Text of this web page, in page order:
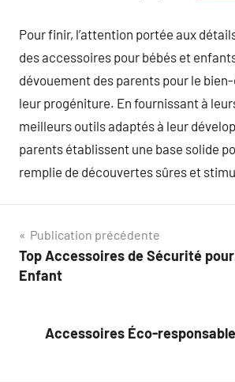
Pour finir, l’attention portée aux
des accessoires pour bébés et
dévouement des parents pour le
leur progéniture. En fournissant à
meilleurs outils adaptés à leur
parents établissent une base solide
remplie de découvertes sûres et
Navigation
de
Publication précédente
Top Accessoires de Sécurité
Enfant
Accessoires Éco-